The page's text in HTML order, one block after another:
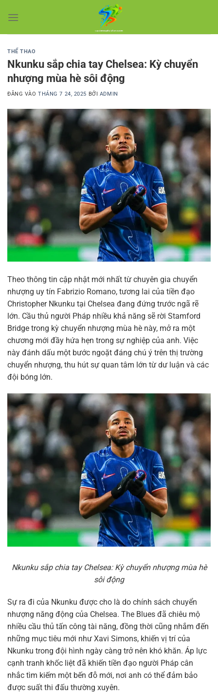
qua
THỂ THAO
Nkunku sắp chia tay Chelsea: Kỳ chuyển
nhượng mùa hè sôi động
ĐĂNG VÀOTHÁNG 7 24, 2025 BỞI ADMIN
Theo thông tin cập nhật mới nhất từ chuyên gia chuyển
nhượng uy tín Fabrizio Romano, tương lai của tiền đạo
Christopher Nkunku tại Chelsea đang đứng trước ngã rẽ
lớn. Cầu thủ người Pháp nhiều khả năng sẽ rời Stamford
Bridge trong kỳ chuyển nhượng mùa hè này, mở ra một
chương mới đầy hứa hẹn trong sự nghiệp của anh. Việc
này đánh dấu một bước ngoặt đáng chú ý trên thị trường
chuyển nhượng, thu hút sự quan tâm lớn từ dư luận và các
đội bóng lớn.
Nkunku sắp chia tay Chelsea: Kỳ chuyển nhượng mùa hè
sôi động
Sự ra đi của Nkunku được cho là do chính sách chuyển
nhượng năng động của Chelsea. The Blues đã chiêu mộ
nhiều cầu thủ tấn công tài năng, đồng thời cũng nhắm đến
những mục tiêu mới như Xavi Simons, khiến vị trí của
Nkunku trong đội hình ngày càng trở nên khó khăn. Áp lực
cạnh tranh khốc liệt đã khiến tiền đạo người Pháp cân
nhắc tìm kiếm một bến đỗ mới, nơi anh có thể đảm bảo
được suất thi đấu thường xuyên.